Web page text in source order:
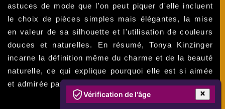
astuces de mode que l'on peut piquer d'elle incluent
le choix de pièces simples mais élégantes, la mise
en valeur de sa silhouette et l'utilisation de couleurs
douces et naturelles. En résumé, Tonya Kinzinger
incarne la définition même du charme et de la beauté
naturelle, ce qui explique pourquoi elle est si aimée
et admirée par tant de personnes.
Vérification de l'âge